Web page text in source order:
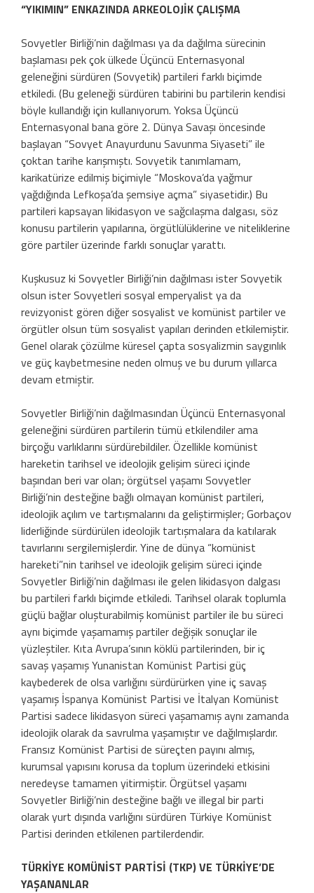
“YIKIMIN” ENKAZINDA ARKEOLOJİK ÇALIŞMA
Sovyetler Birliği’nin dağılması ya da dağılma sürecinin
başlaması pek çok ülkede Üçüncü Enternasyonal
geleneğini sürdüren (Sovyetik) partileri farklı biçimde
etkiledi. (Bu geleneği sürdüren tabirini bu partilerin kendisi
böyle kullandığı için kullanıyorum. Yoksa Üçüncü
Enternasyonal bana göre 2. Dünya Savaşı öncesinde
başlayan “Sovyet Anayurdunu Savunma Siyaseti” ile
çoktan tarihe karışmıştı. Sovyetik tanımlamam,
karikatürize edilmiş biçimiyle “Moskova’da yağmur
yağdığında Lefkoşa’da şemsiye açma” siyasetidir.) Bu
partileri kapsayan likidasyon ve sağcılaşma dalgası, söz
konusu partilerin yapılarına, örgütlülüklerine ve niteliklerine
göre partiler üzerinde farklı sonuçlar yarattı.
Kuşkusuz ki Sovyetler Birliği’nin dağılması ister Sovyetik
olsun ister Sovyetleri sosyal emperyalist ya da
revizyonist gören diğer sosyalist ve komünist partiler ve
örgütler olsun tüm sosyalist yapıları derinden etkilemiştir.
Genel olarak çözülme küresel çapta sosyalizmin saygınlık
ve güç kaybetmesine neden olmuş ve bu durum yıllarca
devam etmiştir.
Sovyetler Birliği’nin dağılmasından Üçüncü Enternasyonal
geleneğini sürdüren partilerin tümü etkilendiler ama
birçoğu varlıklarını sürdürebildiler. Özellikle komünist
hareketin tarihsel ve ideolojik gelişim süreci içinde
başından beri var olan; örgütsel yaşamı Sovyetler
Birliği’nin desteğine bağlı olmayan komünist partileri,
ideolojik açılım ve tartışmalarını da geliştirmişler; Gorbaçov
liderliğinde sürdürülen ideolojik tartışmalara da katılarak
tavırlarını sergilemişlerdir. Yine de dünya “komünist
hareketi”nin tarihsel ve ideolojik gelişim süreci içinde
Sovyetler Birliği’nin dağılması ile gelen likidasyon dalgası
bu partileri farklı biçimde etkiledi. Tarihsel olarak toplumla
güçlü bağlar oluşturabilmiş komünist partiler ile bu süreci
aynı biçimde yaşamamış partiler değişik sonuçlar ile
yüzleştiler. Kıta Avrupa’sının köklü partilerinden, bir iç
savaş yaşamış Yunanistan Komünist Partisi güç
kaybederek de olsa varlığını sürdürürken yine iç savaş
yaşamış İspanya Komünist Partisi ve İtalyan Komünist
Partisi sadece likidasyon süreci yaşamamış aynı zamanda
ideolojik olarak da savrulma yaşamıştır ve dağılmışlardır.
Fransız Komünist Partisi de süreçten payını almış,
kurumsal yapısını korusa da toplum üzerindeki etkisini
neredeyse tamamen yitirmiştir. Örgütsel yaşamı
Sovyetler Birliği’nin desteğine bağlı ve illegal bir parti
olarak yurt dışında varlığını sürdüren Türkiye Komünist
Partisi derinden etkilenen partilerdendir.
TÜRKİYE KOMÜNİST PARTİSİ (TKP) VE TÜRKİYE’DE
YAŞANANLAR